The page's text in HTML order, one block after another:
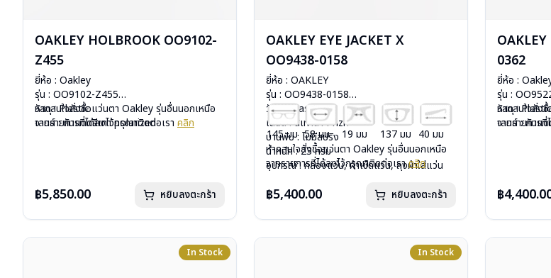
OAKLEY HOLBROOK OO9102-
Z455
ยี่ห้อ : Oakley
รุ่น : OO9102-Z455
วัสดุ : Plastic
เลนส์ : กันแดดสีเทา polarized
หากสนใจสั่งชื้อแว่นตา Oakley รุ่นอื่นนอกเหนือ
จากรายการที่ได้ลงไว้กรุณาติดต่อเรา คลิก
฿5,850.00 หยิบลงตะกร้า
OAKLEY EYE JACKET X
OO9438-0158
ยี่ห้อ : OAKLEY
รุ่น : OO9438-0158
วัสดุ : Plastic
เลนส์ : สีเทาดำ Prizm
บานพับ : ไม่มีสปริง
น้ำหนัก : 23 กรัม
อุปกรณ์ : กล่องแว่น, ผ้าเช็ดแว่น, ถุงผ้าใส่แว่น
145 มม 58 มม 19 มม 137 มม 40 มม
หากสนใจสั่งชื้อแว่นตา Oakley รุ่นอื่นนอกเหนือ
จากรายการที่ได้ลงไว้กรุณาติดต่อเราคลิก
฿5,400.00 หยิบลงตะกร้า
0362
ยี่ห้อ :
รุ่น :
วัสดุ : Plastic
เลนส์ : กันแ
หากสนใจสั่ง
จากรายการ
฿
In Stock In Stock